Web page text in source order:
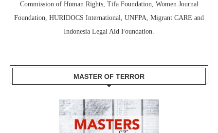
Commission of Human Rights, Tifa Foundation, Women Journal
Foundation, HURIDOCS International, UNFPA, Migrant CARE and
Indonesia Legal Aid Foundation.
MASTER OF TERROR